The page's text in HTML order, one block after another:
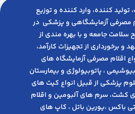
کننده، وارد کننده و توزیع
مصرفی آزمایشگاهی و پزشکی در
ﺳﻼﻣﺖ ﺟﺎﻣﻌﻪ و ﺑﺎ ﺑﻬﺮه ﻣﻨﺪی از
و ﺑﺮﺧﻮرداری از ﺗﺠﻬﯿﺰات ﮐﺎرآﻣﺪ،
اﻗﻼم مصرفی آزﻣﺎﯾﺸﮕﺎه های
، پاتوبیولوژی و بیمارستان
پزشکی از قبیل انواع کیت های
کشت، سرم های آلبومین و اقلام
باکس ،یورین باتل ، کاپ های